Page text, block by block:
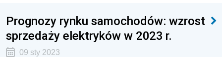
Prognozy rynku samochodów: wzrost
sprzedaży elektryków w 2023 r.
09 sty 2023